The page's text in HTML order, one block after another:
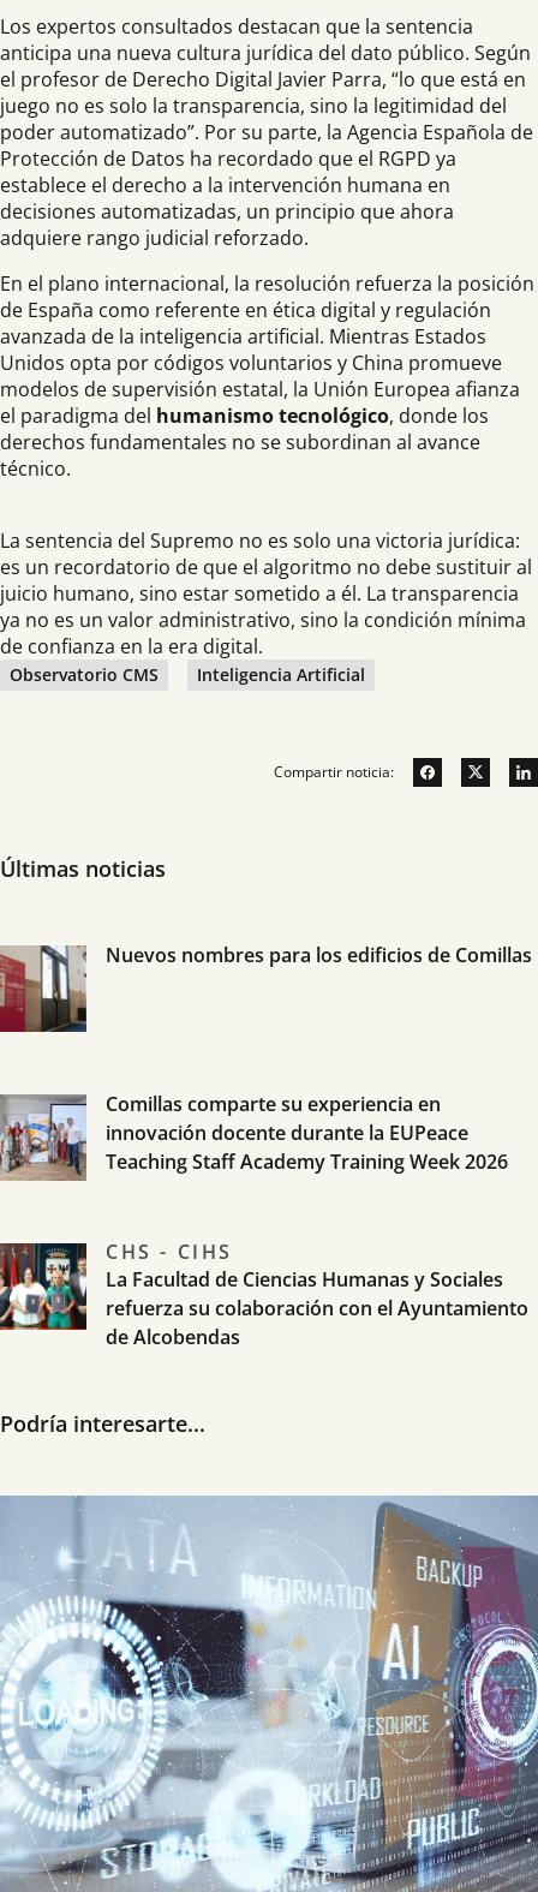
Los expertos consultados destacan que la sentencia
anticipa una nueva cultura jurídica del dato público. Según
el profesor de Derecho Digital Javier Parra, “lo que está en
juego no es solo la transparencia, sino la legitimidad del
poder automatizado”. Por su parte, la Agencia Española de
Protección de Datos ha recordado que el RGPD ya
establece el derecho a la intervención humana en
decisiones automatizadas, un principio que ahora
adquiere rango judicial reforzado.
En el plano internacional, la resolución refuerza la posición
de España como referente en ética digital y regulación
avanzada de la inteligencia artificial. Mientras Estados
Unidos opta por códigos voluntarios y China promueve
modelos de supervisión estatal, la Unión Europea afianza
el paradigma del humanismo tecnológico, donde los
derechos fundamentales no se subordinan al avance
técnico.
La sentencia del Supremo no es solo una victoria jurídica:
es un recordatorio de que el algoritmo no debe sustituir al
juicio humano, sino estar sometido a él. La transparencia
ya no es un valor administrativo, sino la condición mínima
de confianza en la era digital.
Observatorio CMS Inteligencia Artificial
Compartir noticia:
Últimas noticias
Nuevos nombres para los edificios de Comillas
Comillas comparte su experiencia en
innovación docente durante la EUPeace
Teaching Staff Academy Training Week 2026
CHS - CIHS
La Facultad de Ciencias Humanas y Sociales
refuerza su colaboración con el Ayuntamiento
de Alcobendas
Podría interesarte...